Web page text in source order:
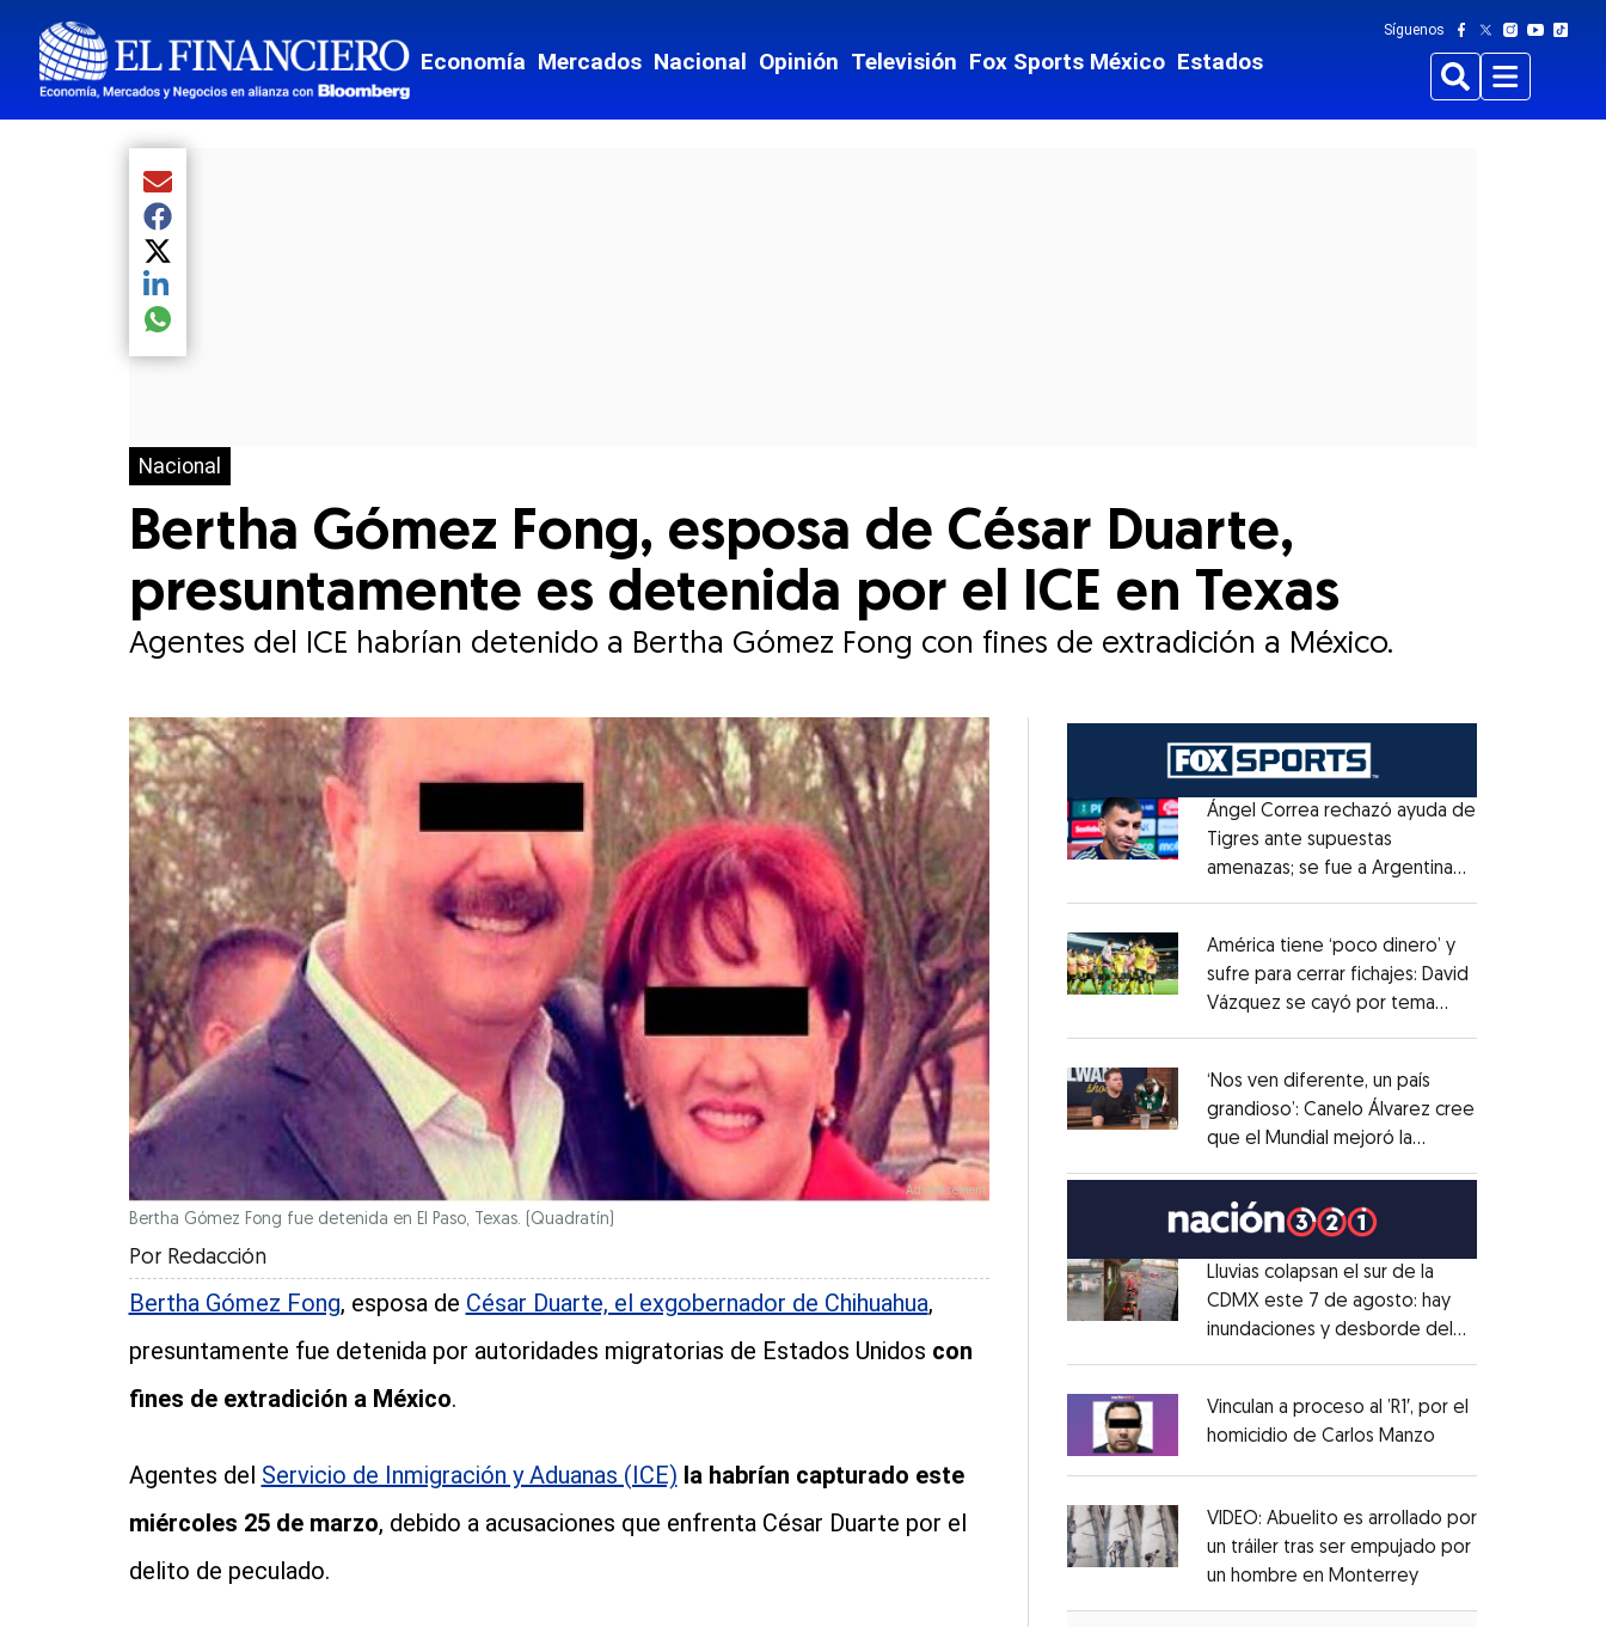
Economía Mercados Nacional Opinión Televisión Fox Sports México Estados
Síguenos
BuscarMenu
Nacional
Bertha Gómez Fong, esposa de César Duarte,
presuntamente es detenida por el ICE en Texas
Agentes del ICE habrían detenido a Bertha Gómez Fong con fines de extradición a México.
Compartir el artículo actual mediante Email
Compartir el artículo actual mediante Facebook
Compartir el artículo actual mediante Twitter
Compartir el artículo actual mediante LinkedIn
Compartir el artículo actual mediante global.social-whatsapp
Bertha Gómez Fong fue detenida en El Paso, Texas. (Quadratín)
Por Redacción
Bertha Gómez Fong, esposa de César Duarte, el exgobernador de Chihuahua,
presuntamente fue detenida por autoridades migratorias de Estados Unidos con
fines de extradición a México.
Agentes del Servicio de Inmigración y Aduanas (ICE) la habrían capturado este
miércoles 25 de marzo, debido a acusaciones que enfrenta César Duarte por el
delito de peculado.
Opens in new window
Ángel Correa rechazó ayuda de
Tigres ante supuestas
amenazas; se fue a Argentina
Opens in new window
América tiene ‘poco dinero’ y
sufre para cerrar fichajes: David
Vázquez se cayó por tema
Opens in new window
‘Nos ven diferente, un país
grandioso’: Canelo Álvarez cree
que el Mundial mejoró la
Opens in new window
Lluvias colapsan el sur de la
CDMX este 7 de agosto: hay
inundaciones y desborde del
Opens in new window
Vinculan a proceso al ’R1′, por el
homicidio de Carlos Manzo
Opens in new window
VIDEO: Abuelito es arrollado por
un tráiler tras ser empujado por
un hombre en MonterreyOpens in new